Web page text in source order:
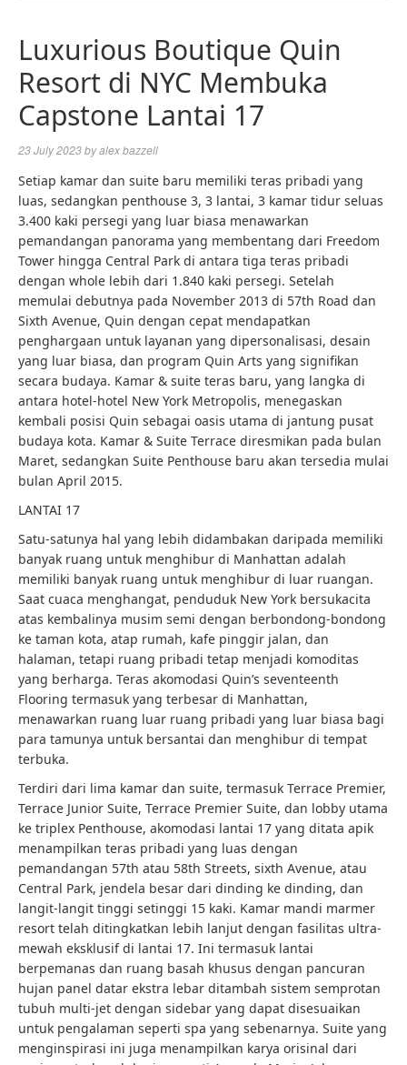
Luxurious Boutique Quin
Resort di NYC Membuka
Capstone Lantai 17
23 July 2023byalex bazzell
Setiap kamar dan suite baru memiliki teras pribadi yang
luas, sedangkan penthouse 3, 3 lantai, 3 kamar tidur seluas
3.400 kaki persegi yang luar biasa menawarkan
pemandangan panorama yang membentang dari Freedom
Tower hingga Central Park di antara tiga teras pribadi
dengan whole lebih dari 1.840 kaki persegi. Setelah
memulai debutnya pada November 2013 di 57th Road dan
Sixth Avenue, Quin dengan cepat mendapatkan
penghargaan untuk layanan yang dipersonalisasi, desain
yang luar biasa, dan program Quin Arts yang signifikan
secara budaya. Kamar & suite teras baru, yang langka di
antara hotel-hotel New York Metropolis, menegaskan
kembali posisi Quin sebagai oasis utama di jantung pusat
budaya kota. Kamar & Suite Terrace diresmikan pada bulan
Maret, sedangkan Suite Penthouse baru akan tersedia mulai
bulan April 2015.
LANTAI 17
Satu-satunya hal yang lebih didambakan daripada memiliki
banyak ruang untuk menghibur di Manhattan adalah
memiliki banyak ruang untuk menghibur di luar ruangan.
Saat cuaca menghangat, penduduk New York bersukacita
atas kembalinya musim semi dengan berbondong-bondong
ke taman kota, atap rumah, kafe pinggir jalan, dan
halaman, tetapi ruang pribadi tetap menjadi komoditas
yang berharga. Teras akomodasi Quin’s seventeenth
Flooring termasuk yang terbesar di Manhattan,
menawarkan ruang luar ruang pribadi yang luar biasa bagi
para tamunya untuk bersantai dan menghibur di tempat
terbuka.
Terdiri dari lima kamar dan suite, termasuk Terrace Premier,
Terrace Junior Suite, Terrace Premier Suite, dan lobby utama
ke triplex Penthouse, akomodasi lantai 17 yang ditata apik
menampilkan teras pribadi yang luas dengan
pemandangan 57th atau 58th Streets, sixth Avenue, atau
Central Park, jendela besar dari dinding ke dinding, dan
langit-langit tinggi setinggi 15 kaki. Kamar mandi marmer
resort telah ditingkatkan lebih lanjut dengan fasilitas ultra-
mewah eksklusif di lantai 17. Ini termasuk lantai
berpemanas dan ruang basah khusus dengan pancuran
hujan panel datar ekstra lebar ditambah sistem semprotan
tubuh multi-jet dengan sidebar yang dapat disesuaikan
untuk pengalaman seperti spa yang sebenarnya. Suite yang
menginspirasi ini juga menampilkan karya orisinal dari